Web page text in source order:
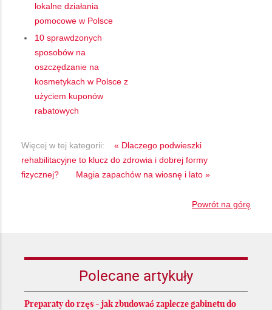
lokalne działania
pomocowe w Polsce
10 sprawdzonych
sposobów na
oszczędzanie na
kosmetykach w Polsce z
użyciem kuponów
rabatowych
Więcej w tej kategorii:
« Dlaczego podwieszki
rehabilitacyjne to klucz do zdrowia i dobrej formy
fizycznej?
Magia zapachów na wiosnę i lato »
Powrót na górę
Polecane artykuły
Preparaty do rzęs - jak zbudować zaplecze gabinetu do